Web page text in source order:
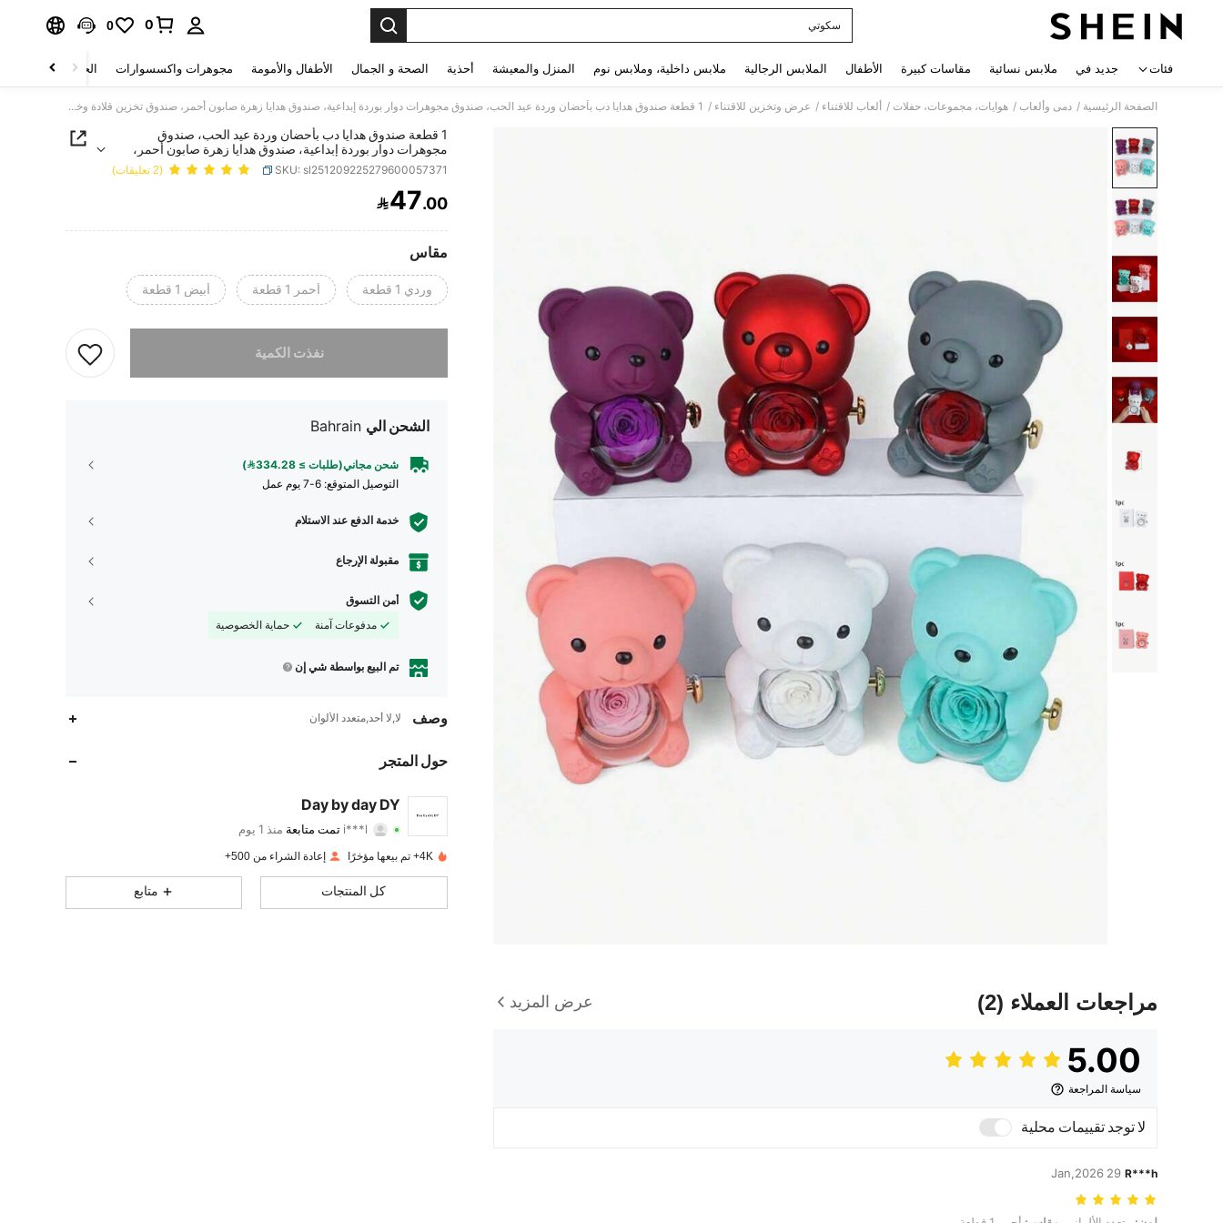
سكوتي
0
0
فئات جديد في ملابس نسائية مقاسات كبيرة الأطفال الملابس الرجالية ملابس داخلية، وملابس نوم المنزل والمعيشة أحذية الصحة و الجمال الأطفال والأمومة مجوهرات واكسسوارات الحقائب والأمتعة
الصفحة الرئيسية / دمى وألعاب / هوايات، مجموعات، حفلات / ألعاب للاقتناء / عرض وتخزين للاقتناء / 1 قطعة صندوق هدايا دب بأحضان وردة عيد الحب، صندوق مجوهرات دوار بوردة إبداعية، صندوق هدايا زهرة صابون أحمر، صندوق تخزين قلادة وخاتم (المجوهرات غير مشمولة)
مراجعات العملاء (2) عرض المزيد
5.00
سياسة المراجعة
لا توجد تقييمات محلية
R***h
29 Jan,2026
1 قطعة صندوق هدايا دب بأحضان وردة عيد الحب، صندوق
مجوهرات دوار بوردة إبداعية، صندوق هدايا زهرة صابون أحمر،
صندوق تخزين قلادة وخاتم (المجوهرات غير مشمولة)
SKU: sl251209225279600057371 (2 تعليقات)
PRICE AND AVAILABILITY
47.00
مقاس
وردي 1 قطعة أحمر 1 قطعة أبيض 1 قطعة
نفذت الكمية
الشحن الي Bahrain
شحن مجاني(طلبات ≥ 334.28)
التوصيل المتوقع: 6-7 يوم عمل
خدمة الدفع عند الاستلام
مقبولة الإرجاع
أمن التسوق
مدفوعات آمنة
حماية الخصوصية
تم البيع بواسطة شي إن
وصف لا,لا أحد,متعدد الألوان
حول المتجر
Day by day DY
i***lتمت متابعة
4.94 تقييم 1قطع 30متابعون
4.94
1
30
4K+ تم بيعها مؤخرًا إعادة الشراء من 500+
كل المنتجات متابع